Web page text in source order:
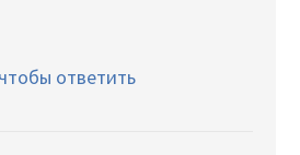
ответить